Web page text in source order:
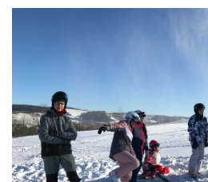
Nawigacja
Archiwalna strona Szkoły
Biblioteka Szkolna
EKOSIK